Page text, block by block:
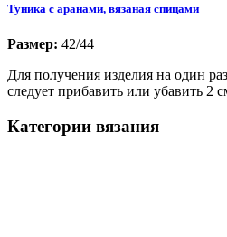
Туника с аранами, вязаная спицами
Размер: 42/44
Для получения изделия на один
следует прибавить или убавить 2
Категории вязания